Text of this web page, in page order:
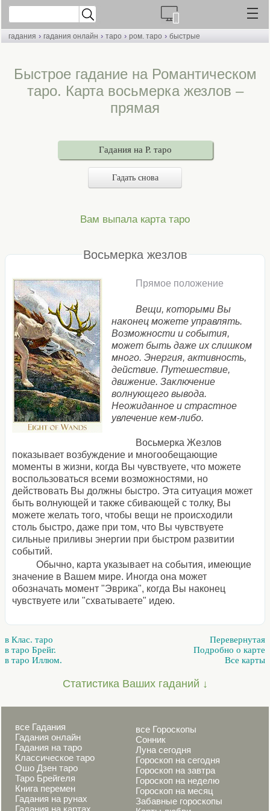
гадания › гадания онлайн › таро › ром. таро › быстрые
Быстрое гадание на Романтическом
таро. Карта восьмерка жезлов –
прямая
Гадания на Р. таро
Гадать снова
Вам выпала карта таро
Восьмерка жезлов
Прямое положение
Вещи, которыми Вы
наконец можете управлять.
Возможности и события,
может быть даже их слишком
много. Энергия, активность,
действие. Путешествие,
движение. Заключение
волнующего вывода.
Неожиданное и страстное
увлечение кем-либо.
Восьмерка Жезлов
показывает возбуждение и многообещающие
моменты в жизни, когда Вы чувствуете, что можете
воспользоваться всеми возможностями, но
действовать Вы должны быстро. Эта ситуация может
быть волнующей и также сбивающей с толку, Вы
можете желать того, чтобы вещи не происходили
столь быстро, даже при том, что Вы чувствуете
сильные приливы энергии при быстром развитии
событий.
Обычно, карта указывает на события, имеющие
значение в Вашем мире. Иногда она может
обозначать момент "Эврика", когда Вы наконец
чувствуете или "схватываете" идею.
в Клас. таро
в таро Брейг.
в таро Иллюм.
Перевернутая
Подробно о карте
Все карты
Статистика Ваших гаданий ↓
все Гадания
Гадания онлайн
Гадания на таро
Классическое таро
Ошо Дзен таро
Таро Брейгеля
Книга перемен
Гадания на рунах
Гадания на картах
все Гороскопы
Сонник
Луна сегодня
Гороскоп на сегодня
Гороскоп на завтра
Гороскоп на неделю
Гороскоп на месяц
Забавные гороскопы